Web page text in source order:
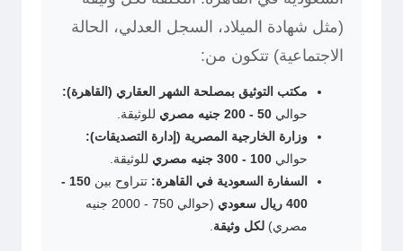
(مثل شهادة الميلاد، السجل العدلي، الحالة
الاجتماعية) تتكون من:
مكتب التوثيق بمصلحة الشهر العقاري (القاهرة):
حوالي 50 - 200 جنيه مصري
للوثيقة.
وزارة الخارجية المصرية (إدارة التصديقات):
حوالي 100 - 300 جنيه مصري
للوثيقة.
السفارة السعودية في القاهرة: تتراوح بين
150 -
400 ريال سعودي
(حوالي 750 - 2000 جنيه
مصري) لكل وثيقة